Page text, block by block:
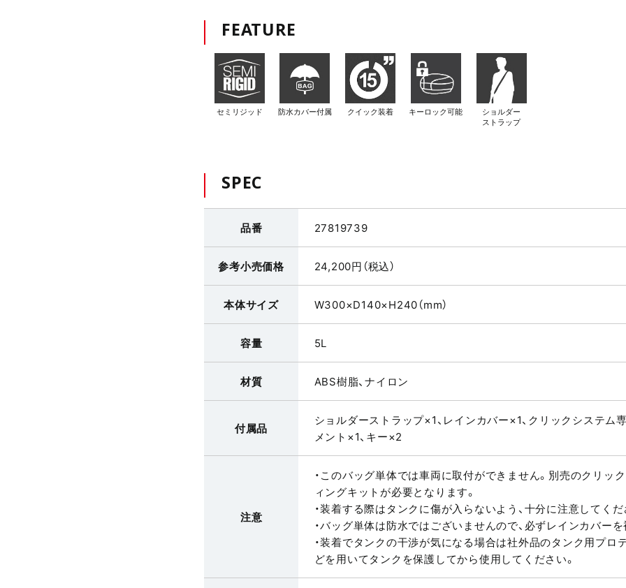
FEATURE
セミリジッド 防水カバー付属 クイック装着 キーロック可能
ショルダー
ストラップ
SPEC
品番 27819739
参考小売価格 24,200円（税込）
本体サイズ W300×D140×H240（mm）
容量 5L
材質 ABS樹脂、ナイロン
付属品
ショルダーストラップ×1、レインカバー×1、クリックシステム
メント×1、キー×2
注意
・このバッグ単体では車両に取付ができません。別売のクリッ
ィングキットが必要となります。
・装着する際はタンクに傷が入らないよう、十分に注意してくだ
・バッグ単体は防水ではございませんので、必ずレインカバーを
・装着でタンクの干渉が気になる場合は社外品のタンク用プロ
どを用いてタンクを保護してから使用してください。